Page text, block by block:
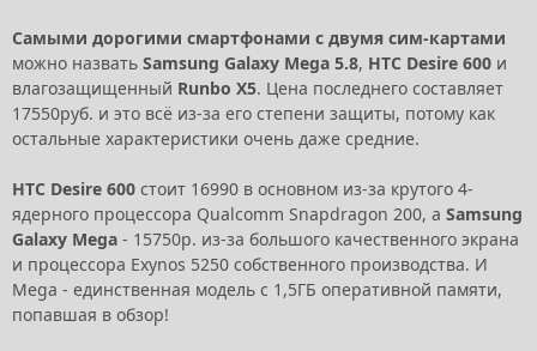
Самыми дорогими смартфонами с двумя сим-картами
можно назвать Samsung Galaxy Mega 5.8, HTC Desire 600 и
влагозащищенный Runbo X5. Цена последнего составляет
17550руб. и это всё из-за его степени защиты, потому как
остальные характеристики очень даже средние.
HTC Desire 600 стоит 16990 в основном из-за крутого 4-
ядерного процессора Qualcomm Snapdragon 200, а Samsung
Galaxy Mega - 15750р. из-за большого качественного экрана
и процессора Exynos 5250 собственного производства. И
Mega - единственная модель с 1,5ГБ оперативной памяти,
попавшая в обзор!